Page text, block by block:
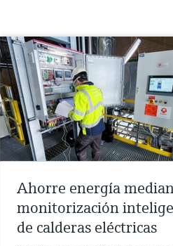
Ahorre energía
monitorización
de calderas eléctricas